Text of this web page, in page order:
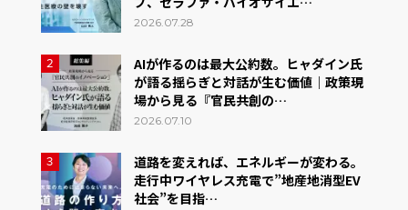
2026.07.28
2
AIが作るのは最大公約数。ヒャダイン氏
が語る揺らぎと対話が生む価値｜政策現
場から見る『官民共創の…
2026.07.10
3
道路を変えれば、エネルギーが変わる。
走行中ワイヤレス充電で”地産地消型EV
社会”を目指…